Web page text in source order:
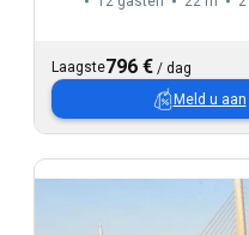
Laagste796 € / dag
Meld u aan